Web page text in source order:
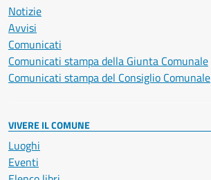
Notizie
Avvisi
Comunicati
Comunicati stampa della Giunta Comunale
Comunicati stampa del Consiglio Comunale
VIVERE IL COMUNE
Luoghi
Eventi